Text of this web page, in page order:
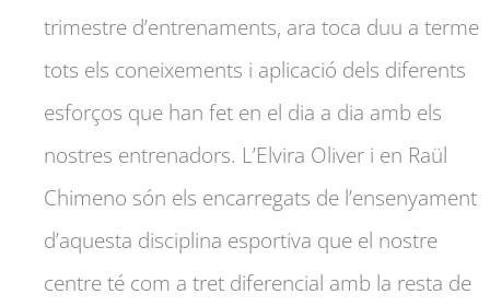
trimestre d’entrenaments, ara toca duu a terme
tots els coneixements i aplicació dels diferents
esforços que han fet en el dia a dia amb els
nostres entrenadors. L’Elvira Oliver i en Raül
Chimeno són els encarregats de l’ensenyament
d’aquesta disciplina esportiva que el nostre
centre té com a tret diferencial amb la resta de